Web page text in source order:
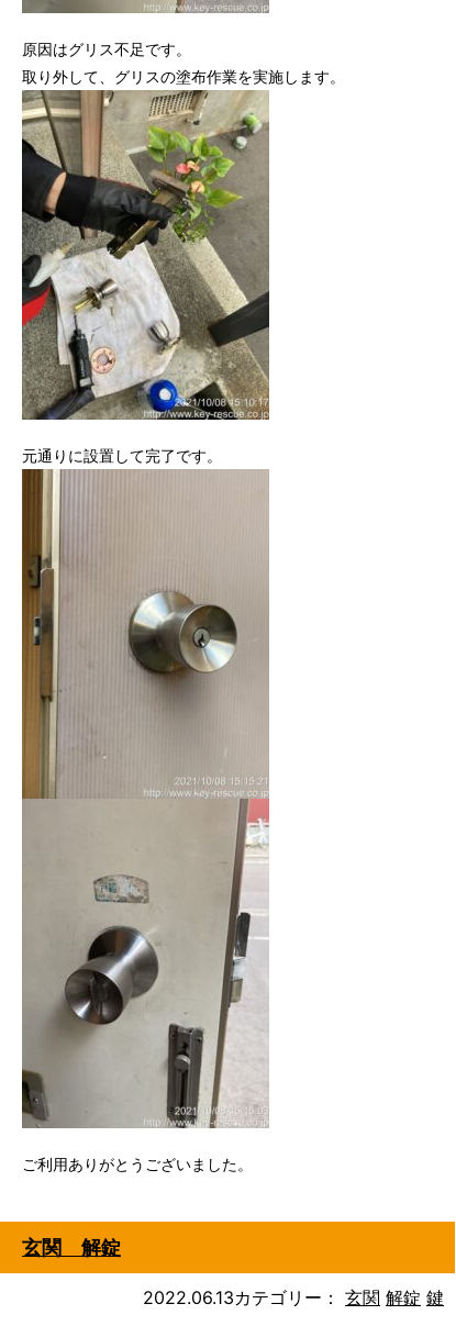
原因はグリス不足です。
取り外して、グリスの塗布作業を実施します。
元通りに設置して完了です。
ご利用ありがとうございました。
玄関 解錠
2022.06.13カテゴリー： 玄関 解錠 鍵